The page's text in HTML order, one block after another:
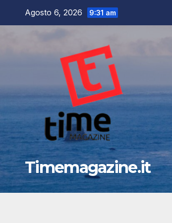
Agosto 6, 2026 9:31 am
Timemagazine.it